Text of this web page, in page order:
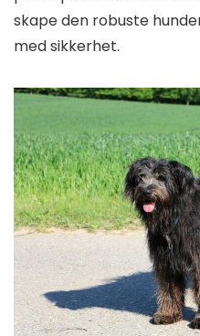
skape den robuste
med sikkerhet.